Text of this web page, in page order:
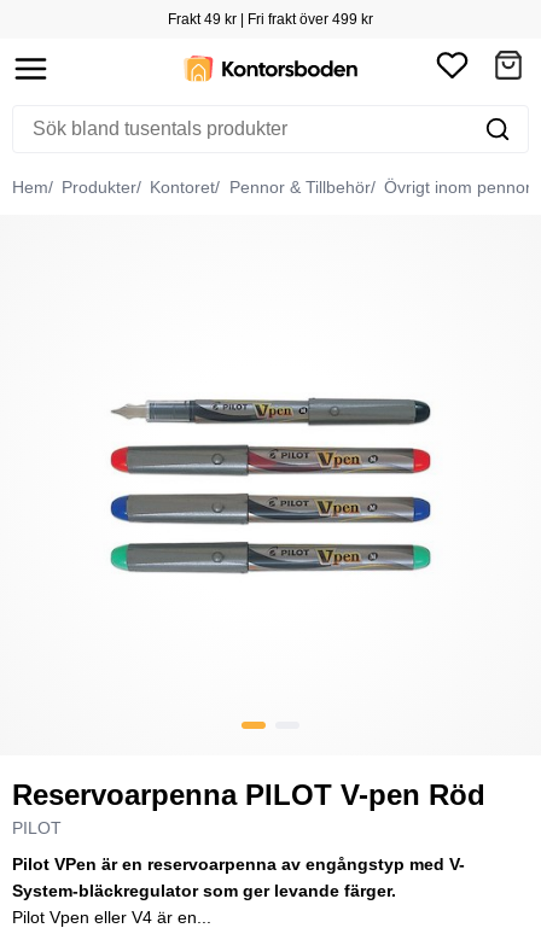
Frakt 49 kr | Fri frakt över 499 kr
Hem Produkter Kontoret Pennor & Tillbehör Övrigt inom pennor
Reservoarpenna PILOT V-pen Röd
PILOT
Pilot VPen är en reservoarpenna av engångstyp med V-
System-bläckregulator som ger levande färger.
Pilot Vpen eller V4 är en...